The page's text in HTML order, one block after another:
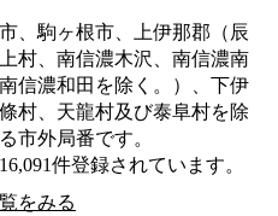
、駒ヶ根市、上伊那郡（辰
村、南信濃木沢、南信濃南
信濃和田を除く。）、下伊
村、天龍村及び泰阜村を除
市外局番です。
件登録されています。
をみる